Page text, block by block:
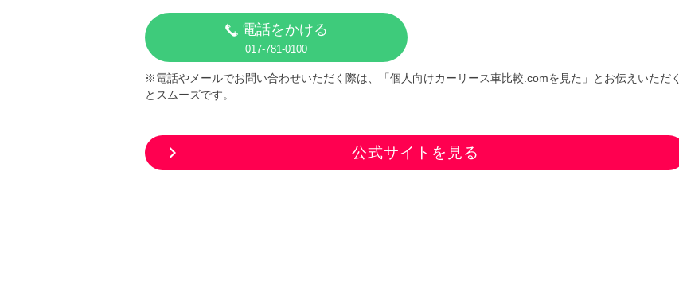
電話をかける
017-781-0100
※電話やメールでお問い合わせいただく際は、「個人向けカーリース車比較.comを見た」とお伝えいただく
とスムーズです。
公式サイトを見る